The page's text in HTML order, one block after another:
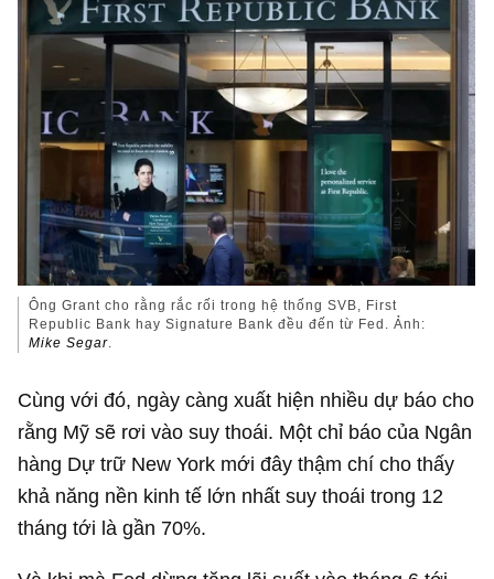
Ông Grant cho rằng rắc rối trong hệ thống SVB, First
Republic Bank hay Signature Bank đều đến từ Fed. Ảnh:
Mike Segar.
Cùng với đó, ngày càng xuất hiện nhiều dự báo cho
rằng Mỹ sẽ rơi vào suy thoái. Một chỉ báo của Ngân
hàng Dự trữ New York mới đây thậm chí cho thấy
khả năng nền kinh tế lớn nhất suy thoái trong 12
tháng tới là gần 70%.